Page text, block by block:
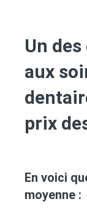
Un des
aux
prix
En voici
moyenne :